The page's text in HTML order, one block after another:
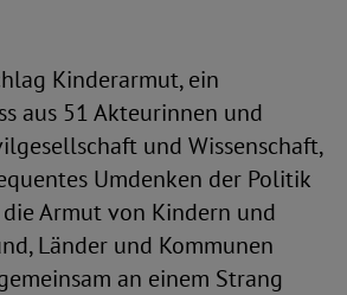
Kinderarmut, ein
aus 51 Akteurinnen und
und Wissenschaft,
Umdenken der Politik
Armut von Kindern und
Länder und Kommunen
an einem Strang